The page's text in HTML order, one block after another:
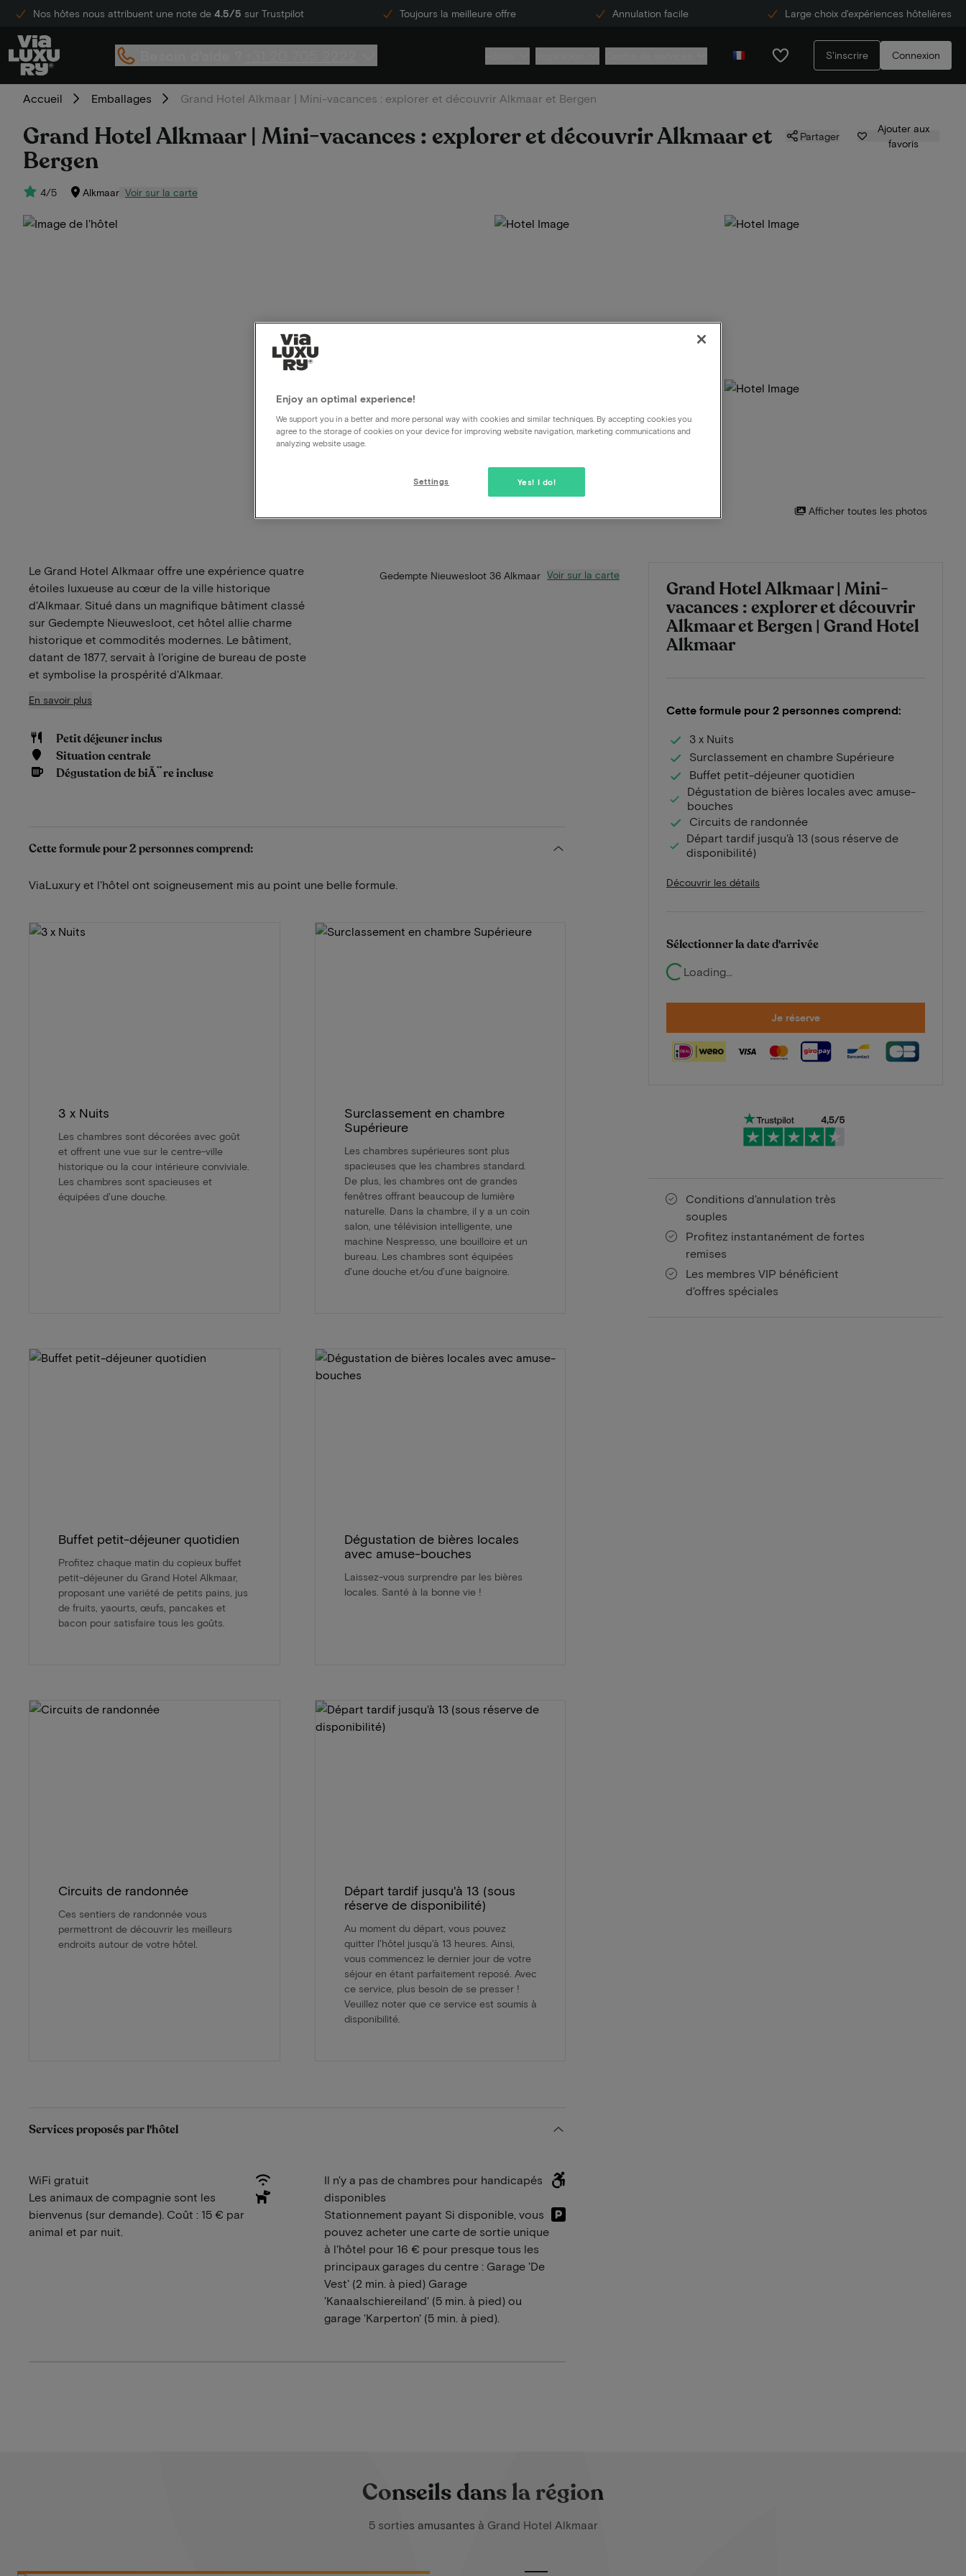
Nos hôtes nous attribuent une note de 4.5/5 sur Trustpilot Toujours la meilleure offre Annulation facile Large choix d'expériences hôtelières
S'inscrire Connexion
Accueil Emballages Grand Hotel Alkmaar | Mini-vacances : explorer et découvrir Alkmaar et Bergen
Grand Hotel Alkmaar | Mini-vacances : explorer et découvrir Alkmaar et
Bergen
4/5 Alkmaar Voir sur la carte
Partager
Ajouter aux
favoris
Afficher toutes les photos
Grand Hotel Alkmaar | Mini-
vacances : explorer et découvrir
Alkmaar et Bergen | Grand Hotel
Alkmaar
Cette formule pour 2 personnes comprend:
3 x Nuits
Surclassement en chambre Supérieure
Buffet petit-déjeuner quotidien
Dégustation de bières locales avec amuse-
bouches
Circuits de randonnée
Départ tardif jusqu'à 13 (sous réserve de
disponibilité)
Découvrir les détails
Sélectionner la date d'arrivée
Loading...
Je réserve
Conditions d'annulation très
souples
Profitez instantanément de fortes
remises
Les membres VIP bénéficient
d'offres spéciales
Le Grand Hotel Alkmaar offre une expérience quatre
étoiles luxueuse au cœur de la ville historique
d'Alkmaar. Situé dans un magnifique bâtiment classé
sur Gedempte Nieuwesloot, cet hôtel allie charme
historique et commodités modernes. Le bâtiment,
datant de 1877, servait à l'origine de bureau de poste
et symbolise la prospérité d'Alkmaar.
En savoir plus
Petit déjeuner inclus
Situation centrale
Dégustation de biÃ¨re incluse
Gedempte Nieuwesloot 36 Alkmaar Voir sur la carte
Cette formule pour 2 personnes comprend:
ViaLuxury et l'hôtel ont soigneusement mis au point une belle formule.
3 x Nuits
Les chambres sont décorées avec goût
et offrent une vue sur le centre-ville
historique ou la cour intérieure conviviale.
Les chambres sont spacieuses et
équipées d'une douche.
Surclassement en chambre
Supérieure
Les chambres supérieures sont plus
spacieuses que les chambres standard.
De plus, les chambres ont de grandes
fenêtres offrant beaucoup de lumière
naturelle. Dans la chambre, il y a un coin
salon, une télévision intelligente, une
machine Nespresso, une bouilloire et un
bureau. Les chambres sont équipées
d'une douche et/ou d'une baignoire.
Buffet petit-déjeuner quotidien
Profitez chaque matin du copieux buffet
petit-déjeuner du Grand Hotel Alkmaar,
proposant une variété de petits pains, jus
de fruits, yaourts, œufs, pancakes et
bacon pour satisfaire tous les goûts.
Dégustation de bières locales
avec amuse-bouches
Laissez-vous surprendre par les bières
locales. Santé à la bonne vie !
Circuits de randonnée
Ces sentiers de randonnée vous
permettront de découvrir les meilleurs
endroits autour de votre hôtel.
Départ tardif jusqu'à 13 (sous
réserve de disponibilité)
Au moment du départ, vous pouvez
quitter l'hôtel jusqu'à 13 heures. Ainsi,
vous commencez le dernier jour de votre
séjour en étant parfaitement reposé. Avec
ce service, plus besoin de se presser !
Veuillez noter que ce service est soumis à
disponibilité.
Services proposés par l'hôtel
WiFi gratuit
Les animaux de compagnie sont les
bienvenus (sur demande). Coût : 15 € par
animal et par nuit.
Il n'y a pas de chambres pour handicapés
disponibles
Stationnement payant Si disponible, vous
pouvez acheter une carte de sortie unique
à l'hôtel pour 16 € pour presque tous les
principaux garages du centre : Garage 'De
Vest' (2 min. à pied) Garage
'Kanaalschiereiland' (5 min. à pied) ou
garage 'Karperton' (5 min. à pied).
Conseils dans la région
5 sorties amusantes à Grand Hotel Alkmaar
Enjoy an optimal experience!
We support you in a better and more personal way with cookies and similar techniques. By accepting cookies you
agree to the storage of cookies on your device for improving website navigation, marketing communications and
analyzing website usage.
Yes! I do!
Settings